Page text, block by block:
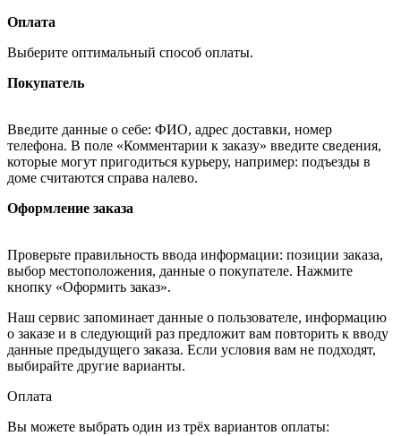
Оплата
Выберите оптимальный способ оплаты.
Покупатель
Введите данные о себе: ФИО, адрес доставки, номер
телефона. В поле «Комментарии к заказу» введите сведения,
которые могут пригодиться курьеру, например: подъезды в
доме считаются справа налево.
Оформление заказа
Проверьте правильность ввода информации: позиции заказа,
выбор местоположения, данные о покупателе. Нажмите
кнопку «Оформить заказ».
Наш сервис запоминает данные о пользователе, информацию
о заказе и в следующий раз предложит вам повторить к вводу
данные предыдущего заказа. Если условия вам не подходят,
выбирайте другие варианты.
Оплата
Вы можете выбрать один из трёх вариантов оплаты: